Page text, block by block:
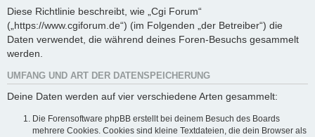
Diese Richtlinie beschreibt, wie „Cgi Forum“
(„https://www.cgiforum.de“) (im Folgenden „der Betreiber“) die
Daten verwendet, die während deines Foren-Besuchs gesammelt
werden.
UMFANG UND ART DER DATENSPEICHERUNG
Deine Daten werden auf vier verschiedene Arten gesammelt:
Die Forensoftware phpBB erstellt bei deinem Besuch des Boards
mehrere Cookies. Cookies sind kleine Textdateien, die dein Browser als